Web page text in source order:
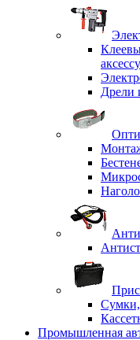
Дрели
Сумки,
Промышленная